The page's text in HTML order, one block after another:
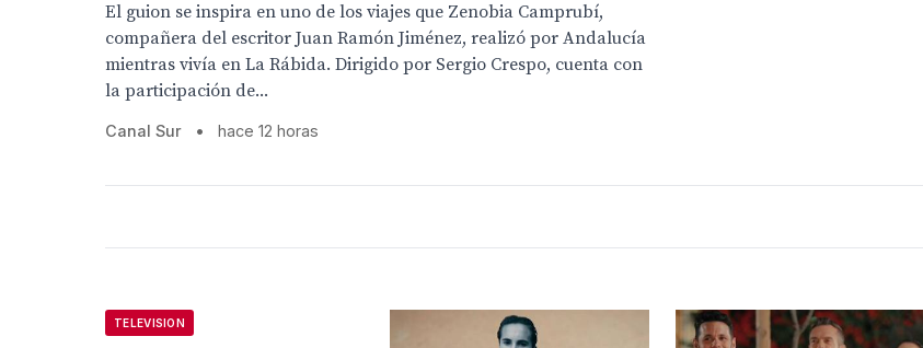
El guion se inspira en uno de los viajes que Zenobia Camprubí,
compañera del escritor Juan Ramón Jiménez, realizó por Andalucía
mientras vivía en La Rábida. Dirigido por Sergio Crespo, cuenta con
la participación de...
Canal Sur • hace 12 horas
TELEVISION